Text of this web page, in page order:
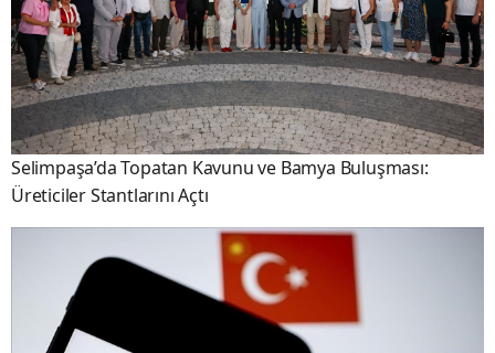
Selimpaşa’da Topatan Kavunu ve Bamya Buluşması:
Üreticiler Stantlarını Açtı